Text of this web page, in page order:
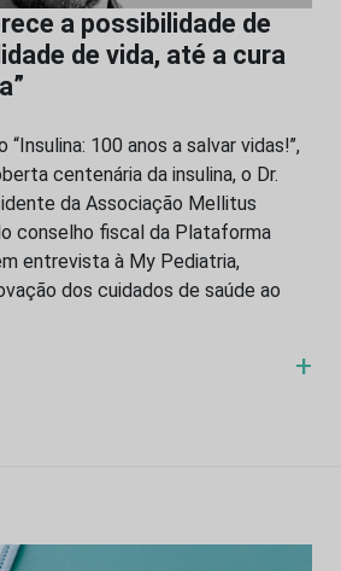
a possibilidade de
de vida, até a cura
100 anos a salvar vidas!’’,
centenária da insulina, o Dr.
da Associação Mellitus
conselho fiscal da Plataforma
entrevista à My Pediatria,
dos cuidados de saúde ao
+